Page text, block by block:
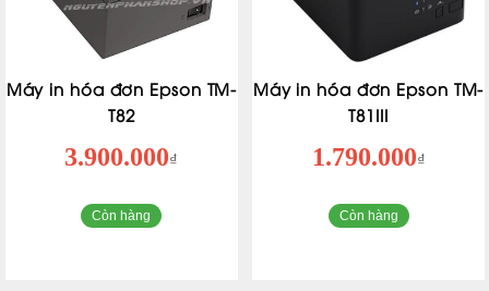
Máy in hóa đơn Epson TM-
T82
3.900.000₫
Còn hàng
Máy in hóa đơn Epson TM-
T81III
1.790.000₫
Còn hàng